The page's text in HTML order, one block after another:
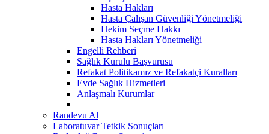
Hasta Hakları
Hasta Çalışan Güvenliği Yönetmeliği
Hekim Seçme Hakkı
Hasta Hakları Yönetmeliği
Engelli Rehberi
Sağlık Kurulu Başvurusu
Refakat Politikamız ve Refakatçi Kuralları
Evde Sağlık Hizmetleri
Anlaşmalı Kurumlar
Randevu Al
Laboratuvar Tetkik Sonuçları